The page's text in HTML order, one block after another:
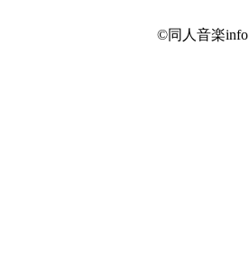
©同人音楽info